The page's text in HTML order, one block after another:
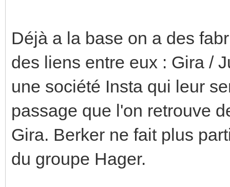
Déjà a la base on a des
des liens entre eux : Gira /
une société Insta qui leur
passage que l'on retrouve
Gira. Berker ne fait plus
du groupe Hager.